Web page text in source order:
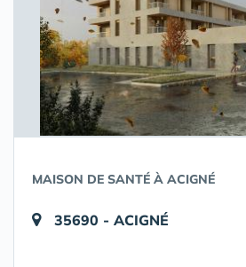
MAISON DE SANTÉ À ACIGNÉ
35690 - ACIGNÉ